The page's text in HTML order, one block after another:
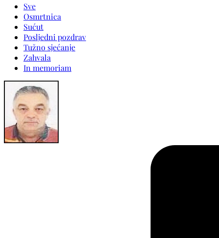
Sve
Osmrtnica
Sućut
Posljedni pozdrav
Tužno sjećanje
Zahvala
In memoriam